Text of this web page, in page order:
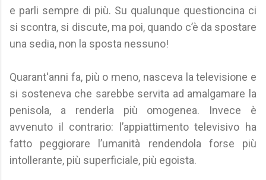
e parli sempre di più. Su qualunque questioncina ci
si scontra, si discute, ma poi, quando c’è da spostare
una sedia, non la sposta nessuno!
Quarant'anni fa, più o meno, nasceva la televisione e
si sosteneva che sarebbe servita ad amalgamare la
penisola, a renderla più omogenea. Invece è
avvenuto il contrario: l’appiattimento televisivo ha
fatto peggiorare l’umanità rendendola forse più
intollerante, più superficiale, più egoista.